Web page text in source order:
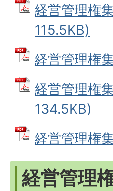
経営管理権
115.5KB)
経営管理権
経営管理権
134.5KB)
経営管理権
経営管理